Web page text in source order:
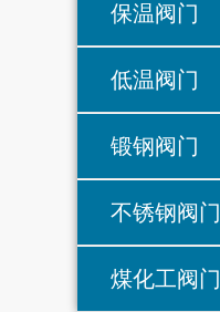
保温阀门
低温阀门
锻钢阀门
不锈钢阀门
煤化工阀门